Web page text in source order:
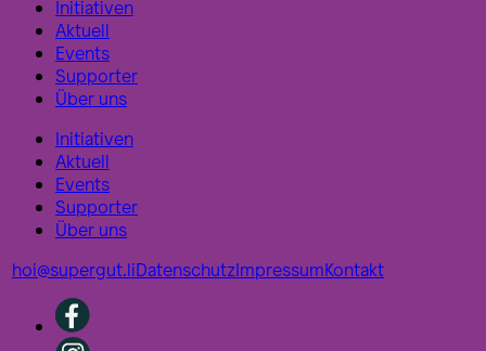
Initiativen
Aktuell
Events
Supporter
Über uns
Initiativen
Aktuell
Events
Supporter
Über uns
hoi@supergut.liDatenschutzImpressumKontakt